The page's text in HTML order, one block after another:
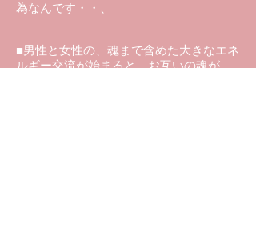
為なんです・・、
■男性と女性の、魂まで含めた大きなエネ
ルギー交流が始まると、お互いの魂が、